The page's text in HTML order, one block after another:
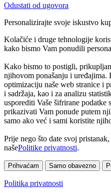
Odustati od ugovora
Personalizirajte svoje iskustvo
Kolačiće i druge tehnologije
kako bismo Vam ponudili
Kako bismo to postigli,
njihovom ponašanju i
optimizaciju naše web stranice i
i sadržaja, kao i za analizu
usporediti Vaše šifrirane podatke
prikazivati Vam ponude putem
samo ako već i sami koristite
Prije nego što date svoj
našePolitike privatnosti.
Prihvaćam Samo obavezno
Politika privatnosti